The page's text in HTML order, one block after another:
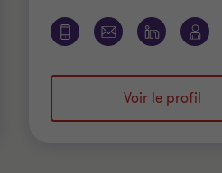
Voir le profil